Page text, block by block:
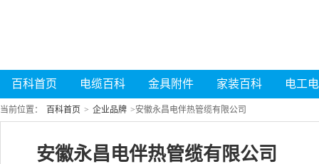
百科首页 电缆百科 金具附件 家装百科 电工
当前位置： 百科首页 > 企业品牌 >安徽永昌电伴热管缆有限公司
安徽永昌电伴热管缆有限公司